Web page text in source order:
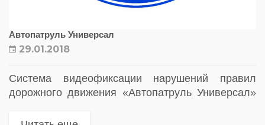
Автопатруль Универсал
29.01.2018
Система видеофиксации нарушений правил
дорожного движения «Автопатруль Универсал»
автоматической регистрации нарушений правил